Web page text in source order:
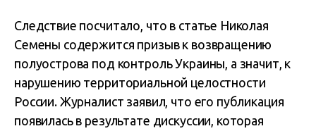
Следствие посчитало, что в статье Николая
Семены содержится призыв к возвращению
полуострова под контроль Украины, а значит, к
нарушению территориальной целостности
России. Журналист заявил, что его публикация
появилась в результате дискуссии, которая